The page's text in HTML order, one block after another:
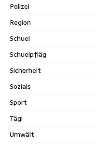
Polizei
Region
Schuel
Schuelpfläg
Sicherheit
Sozials
Sport
Tägi
Umwält